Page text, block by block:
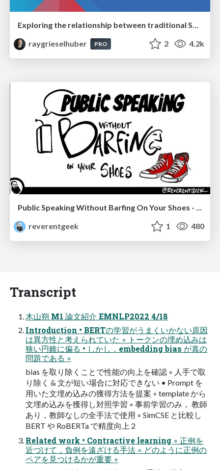
raygrieselhuber
PRO 2 4.2k
Public Speaking Without Barfing On Your Shoes - THAT 2023
reverentgeek
1 480
Transcript
木山朔 M1 論文紹介 EMNLP2022 4/18
Introduction • BERTの学習がうまくいかない原因
は異方性と考えられていた ◦ トークンの埋め込みは
狭い円錐に偏る • しかし，embedding bias が真の
問題である ◦
bias を取り除くことで性能の向上を確認 ◦ 人手で取
り除く & 文が短い場合に対応できない • Prompt を
用いた文埋め込みの獲得方法を提案 ◦ template から
文埋め込みを獲得し対照学習 ◦ 事前学習のみ， 教師
あり，教師なしの全手法で使用 ◦ SimCSE と比較し
BERT や RoBERTa で精度向上 2
Related work • Contractive learning ◦ 正例を
近づけて，負例を遠ざける手法 ◦ どのように正例の
ペアを見つけるかが重要 ◦